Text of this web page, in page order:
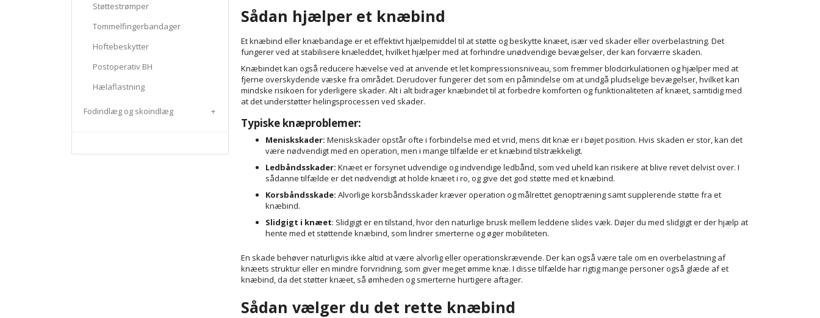
Sådan hjælper et knæbind
Et knæbind eller knæbandage er et effektivt hjælpemiddel til at støtte og beskytte knæet, især ved skader eller overbelastning. Det
fungerer ved at stabilisere knæleddet, hvilket hjælper med at forhindre unødvendige bevægelser, der kan forværre skaden.
Knæbindet kan også reducere hævelse ved at anvende et let kompressionsniveau, som fremmer blodcirkulationen og hjælper med at
fjerne overskydende væske fra området. Derudover fungerer det som en påmindelse om at undgå pludselige bevægelser, hvilket kan
mindske risikoen for yderligere skader. Alt i alt bidrager knæbindet til at forbedre komforten og funktionaliteten af knæet, samtidig med
at det understøtter helingsprocessen ved skader.
Typiske knæproblemer:
Meniskskader: Meniskskader opstår ofte i forbindelse med et vrid, mens dit knæ er i bøjet position. Hvis skaden er stor, kan det
være nødvendigt med en operation, men i mange tilfælde er et knæbind tilstrækkeligt.
Ledbåndsskader: Knæet er forsynet udvendige og indvendige ledbånd, som ved uheld kan risikere at blive revet delvist over. I
sådanne tilfælde er det nødvendigt at holde knæet i ro, og give det god støtte med et knæbind.
Korsbåndsskade: Alvorlige korsbåndsskader kræver operation og målrettet genoptræning samt supplerende støtte fra et
knæbind.
Slidgigt i knæet: Slidgigt er en tilstand, hvor den naturlige brusk mellem leddene slides væk. Døjer du med slidgigt er der hjælp at
hente med et støttende knæbind, som lindrer smerterne og øger mobiliteten.
En skade behøver naturligvis ikke altid at være alvorlig eller operationskrævende. Der kan også være tale om en overbelastning af
knæets struktur eller en mindre forvridning, som giver meget ømme knæ. I disse tilfælde har rigtig mange personer også glæde af et
knæbind, da det støtter knæet, så ømheden og smerterne hurtigere aftager.
Sådan vælger du det rette knæbind
Støttestrømper
Tommelfingerbandager
Hoftebeskytter
Postoperativ BH
Hælaflastning
Fodindlæg og skoindlæg +